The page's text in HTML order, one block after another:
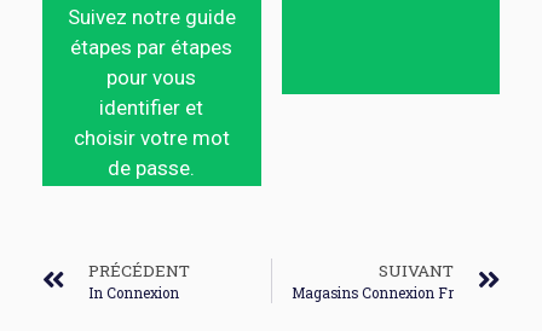
Suivez notre guide
étapes par étapes
pour vous
identifier et
choisir votre mot
de passe.
PRÉCÉDENT
In Connexion
SUIVANT
Magasins Connexion Fr